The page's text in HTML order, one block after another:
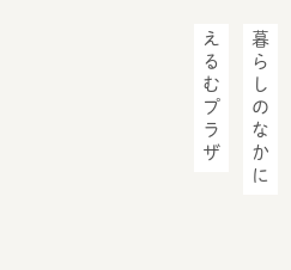
暮らしのなかに
えるむプラザ